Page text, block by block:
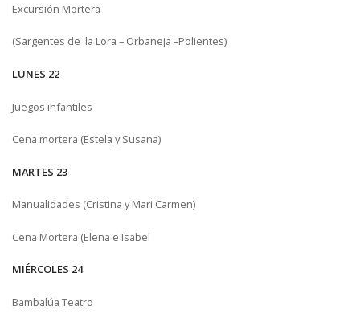
Excursión Mortera
(Sargentes de la Lora – Orbaneja –Polientes)
LUNES 22
Juegos infantiles
Cena mortera (Estela y Susana)
MARTES 23
Manualidades (Cristina y Mari Carmen)
Cena Mortera (Elena e Isabel
MIÉRCOLES 24
Bambalúa Teatro